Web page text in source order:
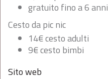
gratuito fino a 6 anni
Cesto da pic nic
14€ cesto adulti
9€ cesto bimbi
Sito web